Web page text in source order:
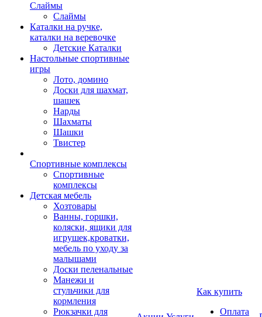
Слаймы
Слаймы
Каталки на ручке,
каталки на веревочке
Детские Каталки
Настольные спортивные
игры
Лото, домино
Доски для шахмат,
шашек
Нарды
Шахматы
Шашки
Твистер
Спортивные комплексы
Спортивные
комплексы
Детская мебель
Хозтовары
Ванны, горшки,
коляски, ящики для
игрушек,кроватки,
мебель по уходу за
малышами
Доски пеленальные
Манежи и
стульчики для
кормления
Рюкзачки для
Как купить
Оплата